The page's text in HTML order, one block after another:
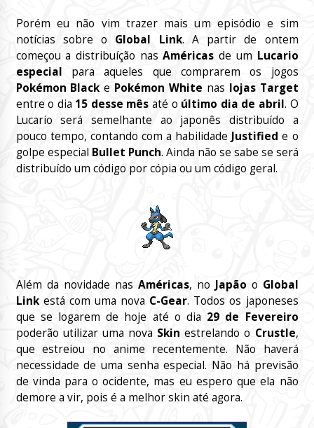
Porém eu não vim trazer mais um episódio e sim
notícias sobre o Global Link. A partir de ontem
começou a distribuíção nasAméricas de um Lucario
especial para aqueles que comprarem os jogos
Pokémon Blacke Pokémon White nas lojas Target
entre o dia 15 desse mês até o último dia de abril. O
Lucario será semelhante ao japonês distribuído a
pouco tempo, contando com a habilidadeJustified e o
golpe especial Bullet Punch. Ainda não se sabe se será
distribuído um código por cópia ou um código geral.
Além da novidade nas Américas, no Japão o Global
Linkestá com uma nova C-Gear. Todos os japoneses
que se logarem de hoje até o dia 29 de Fevereiro
poderão utilizar uma nova Skin estrelando o Crustle,
que estreiou no anime recentemente. Não haverá
necessidade de uma senha especial. Não há previsão
de vinda para o ocidente, mas eu espero que ela não
demore a vir, pois é a melhor skin até agora.